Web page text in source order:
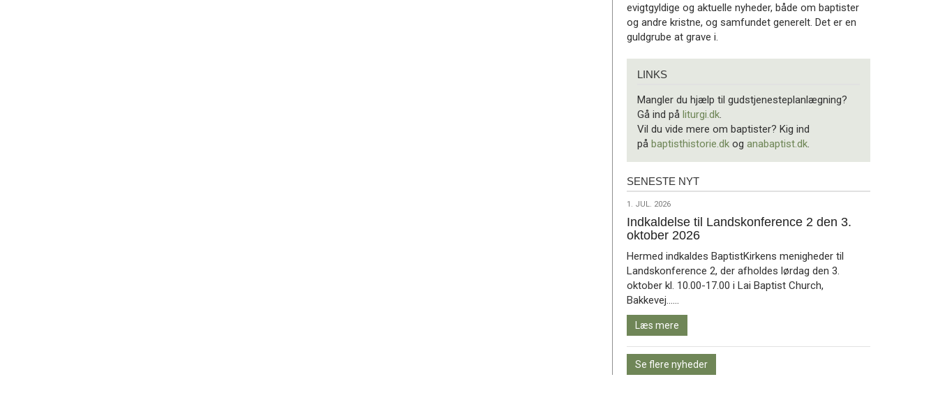
evigtgyldige og aktuelle nyheder, både om baptister
og andre kristne, og samfundet generelt. Det er en
guldgrube at grave i.
LINKS
Mangler du hjælp til gudstjenesteplanlægning?
Gå ind på liturgi.dk
Vil du vide mere om baptister? Kig ind
på baptisthistorie.dk og anabaptist.dk
Seneste
SENESTE NYT
1.
jul.
2026
1. JUL. 2026
Indkaldelse til Landskonference 2 den 3.
oktober 2026
Hermed indkaldes BaptistKirkens menigheder til
Landskonference 2, der afholdes lørdag den 3.
oktober kl. 10.00-17.00 i Lai Baptist Church,
Bakkevej……
mere
Læs mere
Se flere nyheder